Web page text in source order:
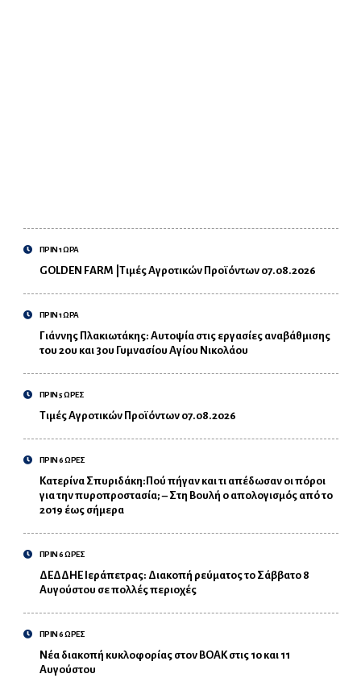
ΠΡΙΝ 1 ΩΡΑ
GOLDEN FARM |Τιμές Αγροτικών Προϊόντων 07.08.2026
ΠΡΙΝ 1 ΩΡΑ
Γιάννης Πλακιωτάκης: Αυτοψία στις εργασίες αναβάθμισης
του 2ου και 3ου Γυμνασίου Αγίου Νικολάου
ΠΡΙΝ 5 ΩΡΕΣ
Τιμές Αγροτικών Προϊόντων 07.08.2026
ΠΡΙΝ 6 ΩΡΕΣ
Κατερίνα Σπυριδάκη:Πού πήγαν και τι απέδωσαν οι πόροι
για την πυροπροστασία; – Στη Βουλή ο απολογισμός από το
2019 έως σήμερα
ΠΡΙΝ 6 ΩΡΕΣ
ΔΕΔΔΗΕ Ιεράπετρας: Διακοπή ρεύματος το Σάββατο 8
Αυγούστου σε πολλές περιοχές
ΠΡΙΝ 6 ΩΡΕΣ
Νέα διακοπή κυκλοφορίας στον ΒΟΑΚ στις 10 και 11
Αυγούστου